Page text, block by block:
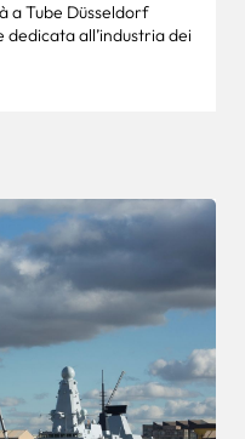
a Tube Düsseldorf
all’industria dei